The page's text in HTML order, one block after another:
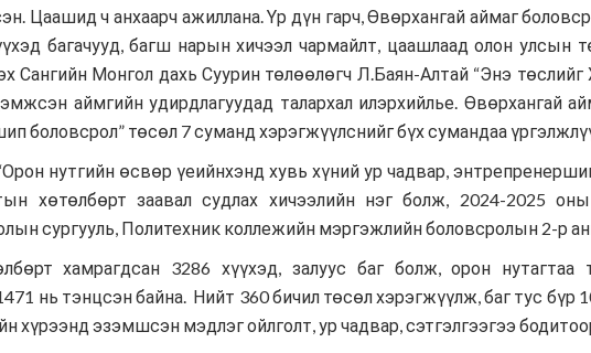
Цаашид ч анхаарч ажиллана. Үр дүн гарч, Өвөрхангай аймаг
багачууд, багш нарын хичээл чармайлт, цаашлаад олон улсын
Сангийн Монгол дахь Суурин төлөөлөгч Л.Баян-Алтай “Энэ
аймгийн удирдлагуудад талархал илэрхийлье. Өвөрхангай
боловсрол” төсөл 7 суманд хэрэгжүүлснийг бүх сумандаа
нутгийн өсвөр үеийнхэнд хувь хүний ур чадвар,
хөтөлбөрт заавал судлах хичээлийн нэг болж, 2024-2025
сургууль, Политехник коллежийн мэргэжлийн боловсролын 2-р
хамрагдсан 3286 хүүхэд, залуус баг болж, орон
нь тэнцсэн байна. Нийт 360 бичил төсөл хэрэгжүүлж, баг тус бүр
хүрээнд эзэмшсэн мэдлэг ойлголт, ур чадвар, сэтгэлгээгээ